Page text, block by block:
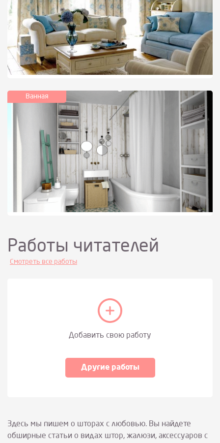
Ванная
Работы читателей
Смотреть все работы
Добавить свою работу
Другие работы
Здесь мы пишем о шторах с любовью. Вы найдете
обширные статьи о видах штор, жалюзи, аксессуаров с